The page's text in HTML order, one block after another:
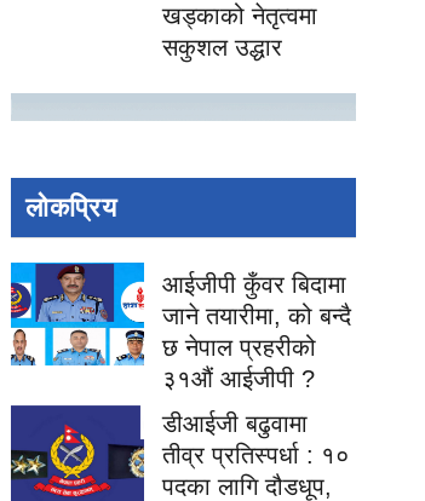
खड्काको नेतृत्वमा
सकुशल उद्धार
लोकप्रिय
आईजीपी कुँवर बिदामा
जाने तयारीमा, को बन्दै
छ नेपाल प्रहरीको
३१औं आईजीपी ?
डीआईजी बढुवामा
तीव्र प्रतिस्पर्धा : १०
पदका लागि दौडधूप,